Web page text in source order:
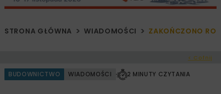
STRONA GŁÓWNA WIADOMOŚCI ZAKOŃCZONO
< Cofnij
BUDOWNICTWO WIADOMOŚCI 2 MINUTY CZYTANIA